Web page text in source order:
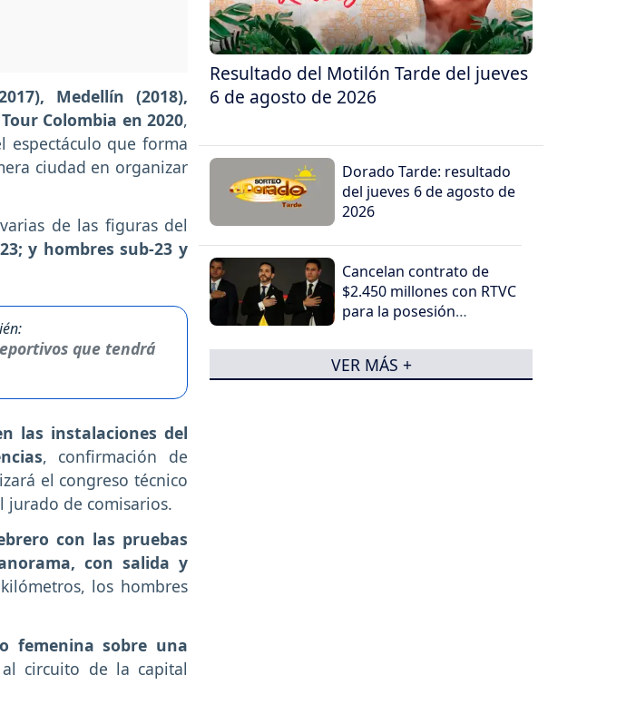
Medellín (2018),
Colombia en 2020,
espectáculo que forma
ciudad en organizar
de las figuras del
y hombres sub-23 y
que tendrá
las instalaciones del
, confirmación de
el congreso técnico
jurado de comisarios.
con las pruebas
con salida y
los hombres
femenina sobre una
circuito de la capital
Resultado del Motilón Tarde del jueves
6 de agosto de 2026
Dorado Tarde: resultado
del jueves 6 de agosto de
2026
Cancelan contrato de
$2.450 millones con RTVC
para la posesión
de la Espriella
VER MÁS +